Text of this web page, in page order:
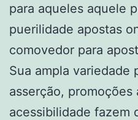
para aqueles aquele
puerilidade apostas
comovedor para
Sua ampla variedade
asserção, promoções
acessibilidade fazem